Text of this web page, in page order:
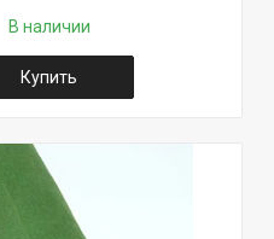
В наличии
Купить